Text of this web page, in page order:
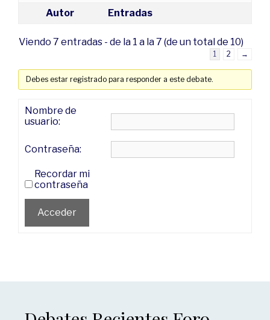
Autor Entradas
Viendo 7 entradas - de la 1 a la 7 (de un total de 10)
1 2 →
Debes estar registrado para responder a este debate.
Nombre de
usuario:
Contraseña:
Recordar mi
contraseña
Acceder